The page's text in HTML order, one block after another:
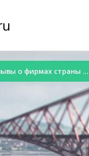
о фирмах страны ...